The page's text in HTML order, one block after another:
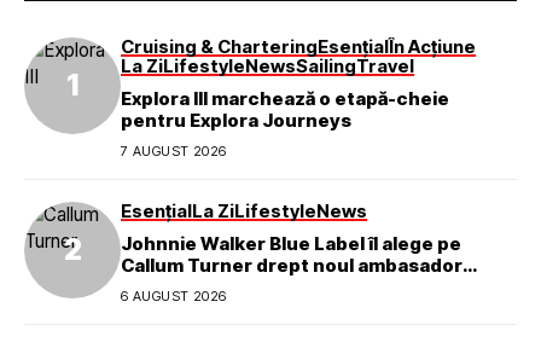
Cruising & CharteringEsențialÎn Acțiune
La ZiLifestyleNewsSailingTravel
Explora III marchează o etapă-cheie
pentru Explora Journeys
7 AUGUST 2026
EsențialLa ZiLifestyleNews
Johnnie Walker Blue Label îl alege pe
Callum Turner drept noul ambasador
global al mărcii
6 AUGUST 2026